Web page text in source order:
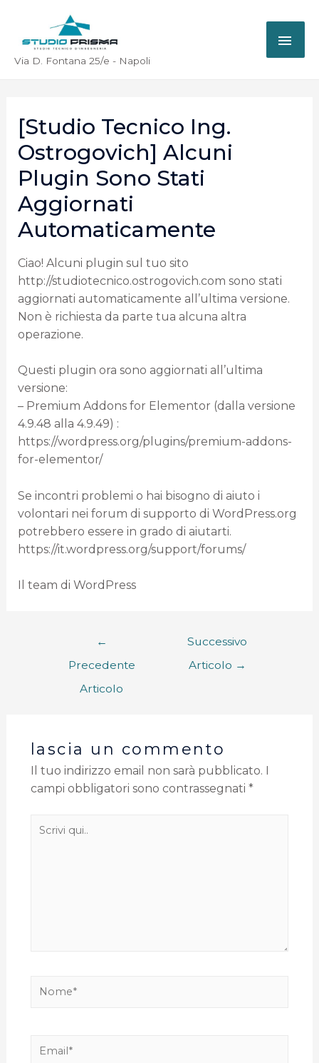
Via D. Fontana 25/e - Napoli
[Studio Tecnico Ing.
Ostrogovich] Alcuni
Plugin Sono Stati
Aggiornati
Automaticamente
Ciao! Alcuni plugin sul tuo sito
http://studiotecnico.ostrogovich.com sono stati
aggiornati automaticamente all’ultima versione.
Non è richiesta da parte tua alcuna altra
operazione.
Questi plugin ora sono aggiornati all’ultima
versione:
– Premium Addons for Elementor (dalla versione
4.9.48 alla 4.9.49) :
https://wordpress.org/plugins/premium-addons-
for-elementor/
Se incontri problemi o hai bisogno di aiuto i
volontari nei forum di supporto di WordPress.org
potrebbero essere in grado di aiutarti.
https://it.wordpress.org/support/forums/
Il team di WordPress
←
Precedente
Articolo
Successivo
Articolo →
lascia un commento
Il tuo indirizzo email non sarà pubblicato.
campi obbligatori sono contrassegnati *